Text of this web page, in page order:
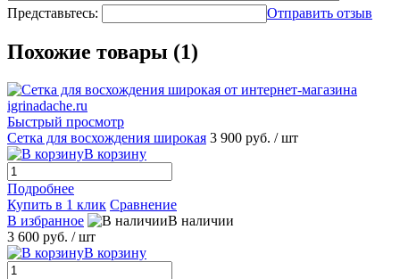
Представьтесь: Отправить отзыв
Похожие товары (1)
Быстрый просмотр
Сетка для восхождения широкая 3 900 руб. / шт
В корзину
Подробнее
Купить в 1 клик Сравнение
В избранное
В наличии
3 600 руб. / шт
В корзину